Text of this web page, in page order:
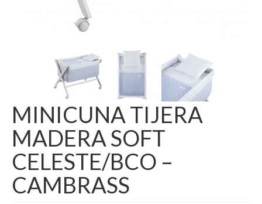
MINICUNA TIJERA
MADERA SOFT
CELESTE/BCO –
CAMBRASS